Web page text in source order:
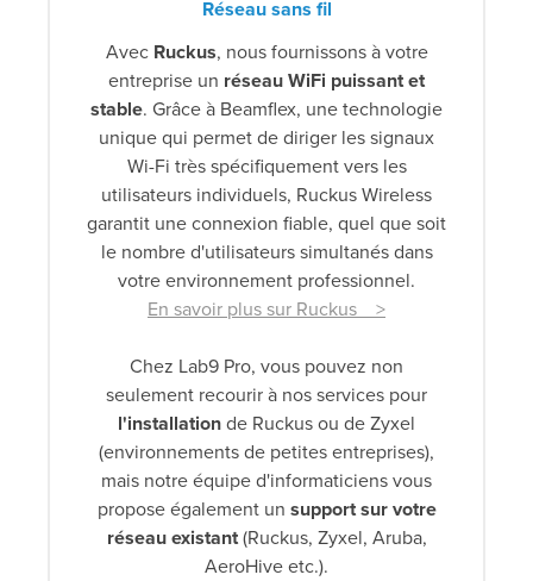
Réseau sans fil
Avec Ruckus, nous fournissons à votre
entreprise un réseau WiFi puissant et
stable. Grâce à Beamflex, une technologie
unique qui permet de diriger les signaux
Wi-Fi très spécifiquement vers les
utilisateurs individuels, Ruckus Wireless
garantit une connexion fiable, quel que soit
le nombre d'utilisateurs simultanés dans
votre environnement professionnel.
En savoir plus sur Ruckus >
Chez Lab9 Pro, vous pouvez non
seulement recourir à nos services pour
l'installationde Ruckus ou de Zyxel
(environnements de petites entreprises),
mais notre équipe d'informaticiens vous
propose également un support sur votre
réseau existant(Ruckus, Zyxel, Aruba,
AeroHive etc.).